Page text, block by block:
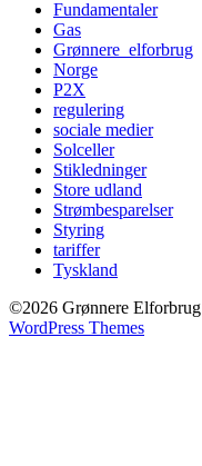
Fundamentaler
Gas
Grønnere_elforbrug
Norge
P2X
regulering
sociale medier
Solceller
Stikledninger
Store udland
Strømbesparelser
Styring
tariffer
Tyskland
©2026 Grønnere Elforbrug
WordPress Themes